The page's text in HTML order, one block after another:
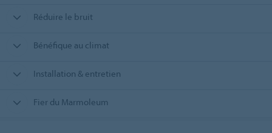
Réduire le bruit
Bénéfique au climat
Installation & entretien
Fier du Marmoleum